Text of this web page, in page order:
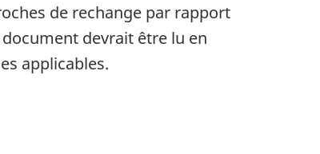
de rechange par rapport
devrait être lu en
applicables.